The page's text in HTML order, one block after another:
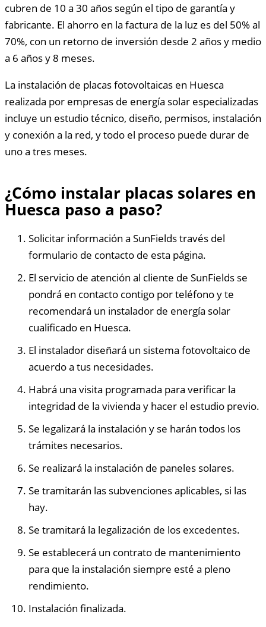
cubren de 10 a 30 años según el tipo de garantía y
fabricante. El ahorro en la factura de la luz es del 50% al
70%, con un retorno de inversión desde 2 años y medio
a 6 años y 8 meses.
La instalación de placas fotovoltaicas en Huesca
realizada por empresas de energía solar especializadas
incluye un estudio técnico, diseño, permisos, instalación
y conexión a la red, y todo el proceso puede durar de
uno a tres meses.
¿Cómo instalar placas solares en
Huesca paso a paso?
Solicitar información a SunFields través del
formulario de contacto de esta página.
El servicio de atención al cliente de SunFields se
pondrá en contacto contigo por teléfono y te
recomendará un instalador de energía solar
cualificado en Huesca.
El instalador diseñará un sistema fotovoltaico de
acuerdo a tus necesidades.
Habrá una visita programada para verificar la
integridad de la vivienda y hacer el estudio previo.
Se legalizará la instalación y se harán todos los
trámites necesarios.
Se realizará la instalación de paneles solares.
Se tramitarán las subvenciones aplicables, si las
hay.
Se tramitará la legalización de los excedentes.
Se establecerá un contrato de mantenimiento
para que la instalación siempre esté a pleno
rendimiento.
Instalación finalizada.